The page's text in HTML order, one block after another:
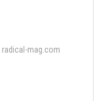
radical-mag.com